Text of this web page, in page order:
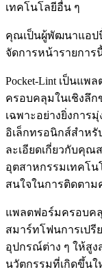
เทคโนโลยีอื่น ๆ
คุณเป็นผู้พัฒนาแอป
จัดการหน้ารายการ
Pocket-Lint เป็นแ
ครอบคลุมในเชิงลึ
เฉพาะอย่างยิ่งการ
อิเล็กทรอนิกส์สำห
ละเอียดเกี่ยวกับคุ
อุตสาหกรรมเทคโ
สนใจในการติดตา
แพลตฟอร์มครอบค
สมาร์ทโฟนการเปรี
อุปกรณ์ต่าง ๆ ให้สูง
นวัตกรรมที่เกิดขึ้นใ